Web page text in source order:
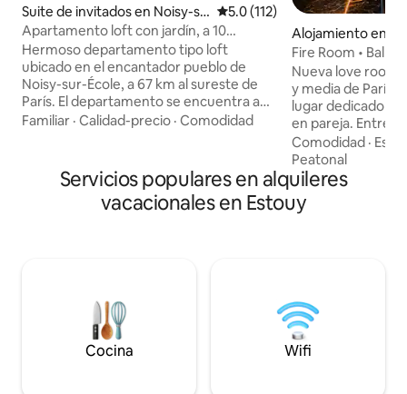
Suite de invitados en Noisy-su
r-École
Calificación promedio: 5.0 de
5.0 (112)
Apartamento loft con jardín, a 10
minutos a pie del bosque
Hermoso departamento tipo loft
ubicado en el encantador pueblo de
Noisy-sur-École, a 67 km al sureste de
París. El departamento se encuentra a
10 minutos a pie del bosque «Trois
en renta se ofrecen dos colchonetas
para hacer ejercicio. A 10 minutos en
auto se encuentra el pueblo de Milly-la-
Fontainebleau.
Familiar · Calidad-precio · Comodidad
Alojamiento en
Fire Room •
masajes y sala
Nueva love room
y media de París Descubra Fire Room, un
lugar dedicado al
en pareja. Entre
de masajes y el
todo ha sido
experiencia única. ✨ Balneoterapia
2 personas 💆
BDSM inmersiva
Comodidad ·
Peatonal
Servicios populares en alquileres
vacacionales en Estouy
Cocina Wifi